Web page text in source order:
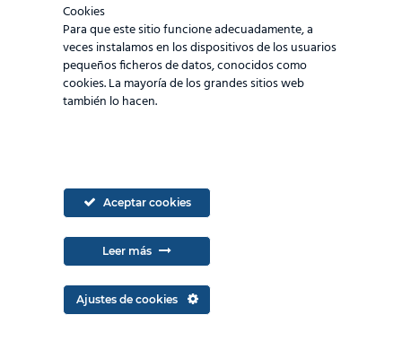
ID Personal
Código Postal
Relación con la empresa*
Cookies
Para que este sitio funcione adecuadamente, a
veces instalamos en los dispositivos de los usuarios
pequeños ficheros de datos, conocidos como
cookies. La mayoría de los grandes sitios web
también lo hacen.
Aceptar cookies
Leer más
Ajustes de cookies